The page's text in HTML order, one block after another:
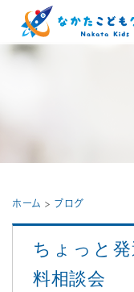
ホーム > ブログ
ちょっと
料相談会